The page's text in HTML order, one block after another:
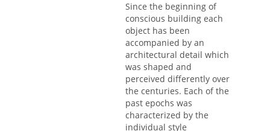
Since the beginning of
conscious building each
object has been
accompanied by an
architectural detail which
was shaped and
perceived differently over
the centuries. Each of the
past epochs was
characterized by the
individual style